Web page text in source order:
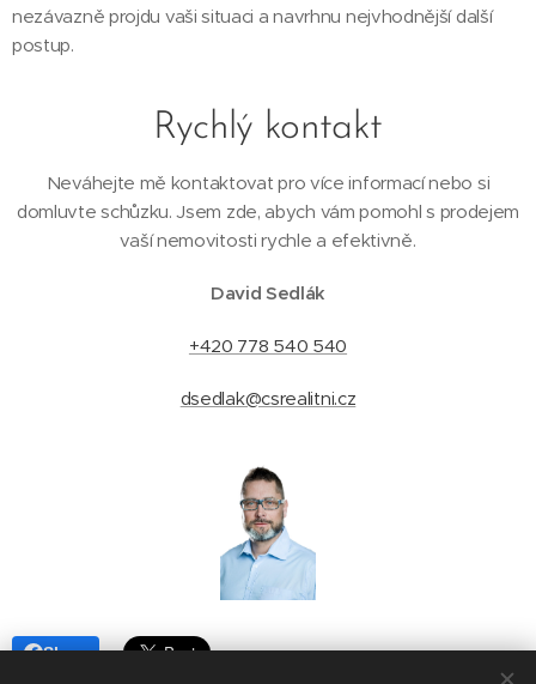
nezávazně projdu vaši situaci a navrhnu nejvhodnější další
postup.
Rychlý kontakt
Neváhejte mě kontaktovat pro více informací nebo si
domluvte schůzku. Jsem zde, abych vám pomohl s prodejem
vaší nemovitosti rychle a efektivně.
David Sedlák
+420 778 540 540
dsedlak@csrealitni.cz
Share